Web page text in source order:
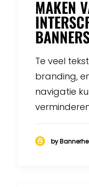
MAKEN
Te veel
branding,
navigatie
by